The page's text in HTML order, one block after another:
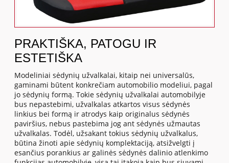
PRAKTIŠKA, PATOGU IR
ESTETIŠKA
Modeliniai sėdynių užvalkalai, kitaip nei universalūs,
gaminami būtent konkrečiam automobilio modeliui, pagal
jo sėdynių formą. Tokie sėdynių užvalkalai automobilyje
bus nepastebimi, užvalkalas atkartos visus sėdynės
linkius bei formą ir atrodys kaip originalus sėdynės
paviršius, nebus pastebima jog ant sėdynės užmautas
užvalkalas. Todėl, užsakant tokius sėdynių užvalkalus,
būtina žinoti apie sėdynių komplektaciją, atsižvelgti į
esančius porankius ar galinės sėdynės dalinio atlenkimo